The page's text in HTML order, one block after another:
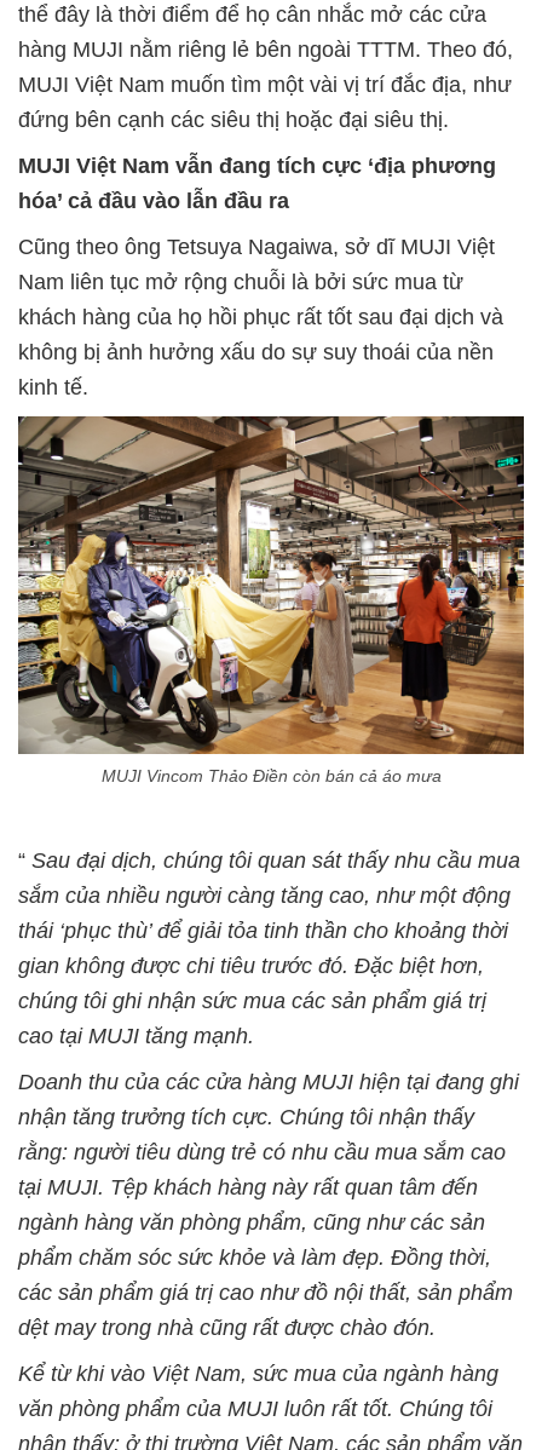
thể đây là thời điểm để họ cân nhắc mở các cửa
hàng MUJI nằm riêng lẻ bên ngoài TTTM. Theo đó,
MUJI Việt Nam muốn tìm một vài vị trí đắc địa, như
đứng bên cạnh các siêu thị hoặc đại siêu thị.
MUJI Việt Nam vẫn đang tích cực ‘địa phương
hóa’ cả đầu vào lẫn đầu ra
Cũng theo ông Tetsuya Nagaiwa, sở dĩ MUJI Việt
Nam liên tục mở rộng chuỗi là bởi sức mua từ
khách hàng của họ hồi phục rất tốt sau đại dịch và
không bị ảnh hưởng xấu do sự suy thoái của nền
kinh tế.
MUJI Vincom Thảo Điền còn bán cả áo mưa
“ Sau đại dịch, chúng tôi quan sát thấy nhu cầu mua
sắm của nhiều người càng tăng cao, như một động
thái ‘phục thù’ để giải tỏa tinh thần cho khoảng thời
gian không được chi tiêu trước đó. Đặc biệt hơn,
chúng tôi ghi nhận sức mua các sản phẩm giá trị
cao tại MUJI tăng mạnh.
Doanh thu của các cửa hàng MUJI hiện tại đang ghi
nhận tăng trưởng tích cực. Chúng tôi nhận thấy
rằng: người tiêu dùng trẻ có nhu cầu mua sắm cao
tại MUJI. Tệp khách hàng này rất quan tâm đến
ngành hàng văn phòng phẩm, cũng như các sản
phẩm chăm sóc sức khỏe và làm đẹp. Đồng thời,
các sản phẩm giá trị cao như đồ nội thất, sản phẩm
dệt may trong nhà cũng rất được chào đón.
Kể từ khi vào Việt Nam, sức mua của ngành hàng
văn phòng phẩm của MUJI luôn rất tốt. Chúng tôi
nhận thấy: ở thị trường Việt Nam, các sản phẩm văn